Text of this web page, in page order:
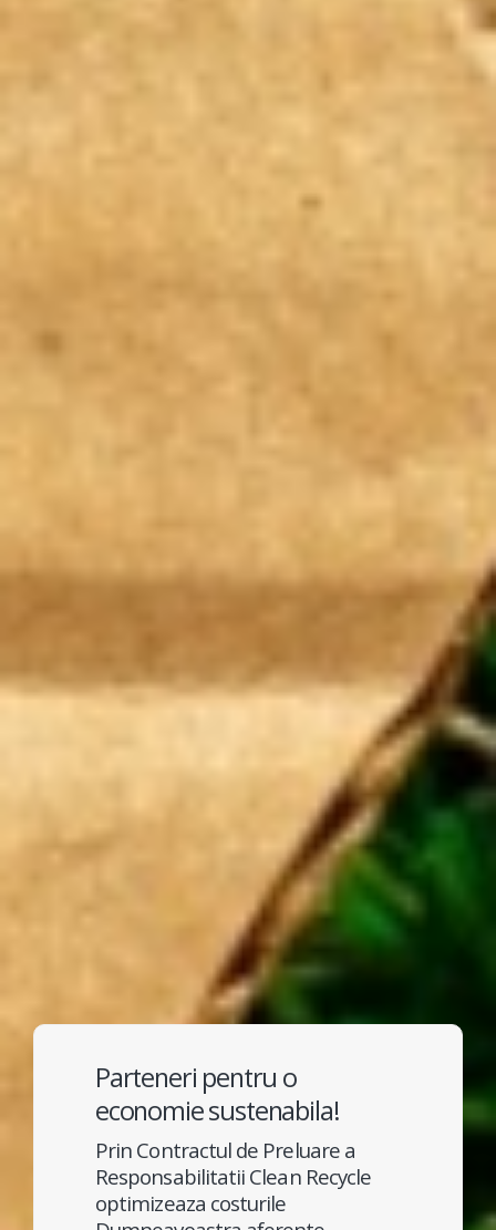
Parteneri pentru o
economie sustenabila!
Prin Contractul de Preluare a
Responsabilitatii Clean Recycle
optimizeaza costurile